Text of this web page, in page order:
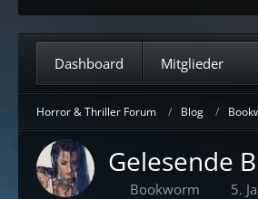
Dashboard Mitglieder
Horror & Thriller Forum Blog
Gelesende
Bookworm 5.